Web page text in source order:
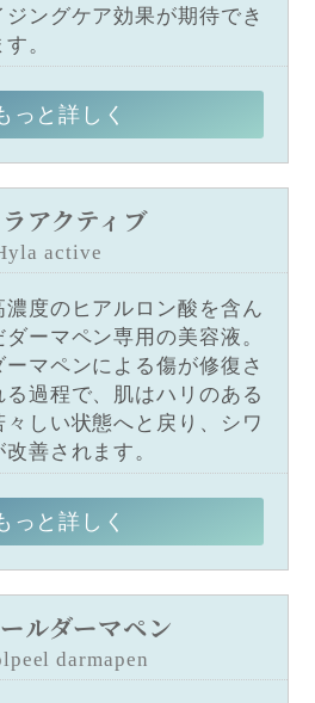
ジングケア効果が期待でき
す。
っと詳しく
アクティブ
active
濃度のヒアルロン酸を含ん
ダーマペン専用の美容液。
ーマペンによる傷が修復さ
る過程で、肌はハリのある
々しい状態へと戻り、シワ
改善されます。
っと詳しく
ルダーマペン
darmapen